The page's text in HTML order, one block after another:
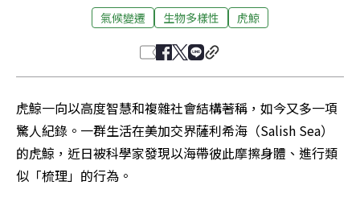
氣候變遷 生物多樣性 虎鯨
虎鯨一向以高度智慧和複雜社會結構著稱，如今又多一項
驚人紀錄。一群生活在美加交界薩利希海（Salish Sea）
的虎鯨，近日被科學家發現以海帶彼此摩擦身體、進行類
似「梳理」的行為。